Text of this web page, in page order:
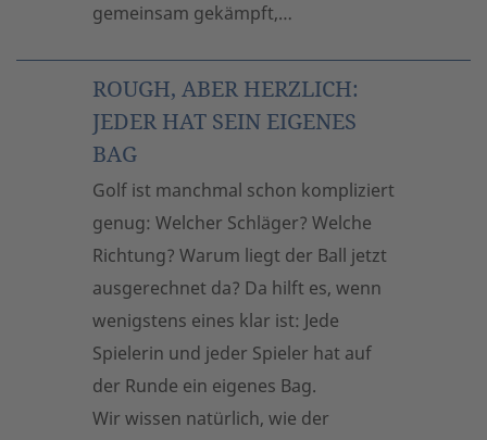
gemeinsam gekämpft,…
ROUGH, ABER HERZLICH:
JEDER HAT SEIN EIGENES
BAG
Golf ist manchmal schon kompliziert
genug: Welcher Schläger? Welche
Richtung? Warum liegt der Ball jetzt
ausgerechnet da? Da hilft es, wenn
wenigstens eines klar ist: Jede
Spielerin und jeder Spieler hat auf
der Runde ein eigenes Bag.
Wir wissen natürlich, wie der